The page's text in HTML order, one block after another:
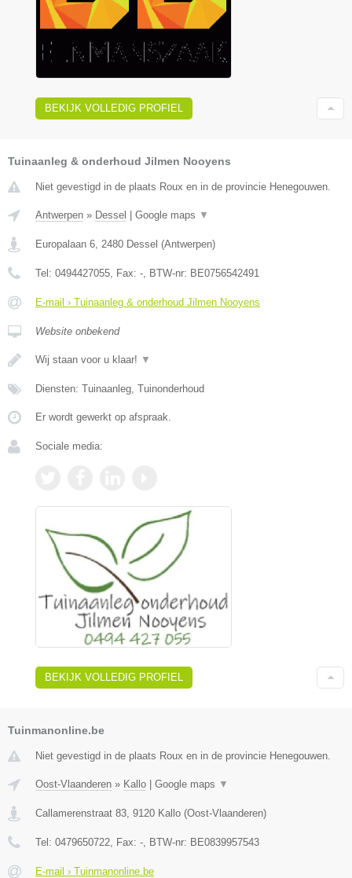
BEKIJK VOLLEDIG PROFIEL
Tuinaanleg & onderhoud Jilmen Nooyens
Niet gevestigd in de plaats Roux en in de provincie Henegouwen.
Antwerpen » Dessel Google maps ▼
Europalaan 6, 2480 Dessel (Antwerpen)
Tel: 0494427055, Fax: -, BTW-nr: BE0756542491
E-mail › Tuinaanleg & onderhoud Jilmen Nooyens
Website onbekend
Wij staan voor u klaar! ▼
Diensten: Tuinaanleg, Tuinonderhoud
Er wordt gewerkt op afspraak.
Sociale media:
BEKIJK VOLLEDIG PROFIEL
Tuinmanonline.be
Niet gevestigd in de plaats Roux en in de provincie Henegouwen.
Oost-Vlaanderen » Kallo Google maps ▼
Callamerenstraat 83 9120 Kallo (Oost-Vlaanderen)
Tel: 0479650722 , Fax: - , BTW-nr: BE0839957543
E-mail › Tuinmanonline.be